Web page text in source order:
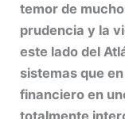
temor de
prudencia y la
este lado del
sistemas que
financiero en